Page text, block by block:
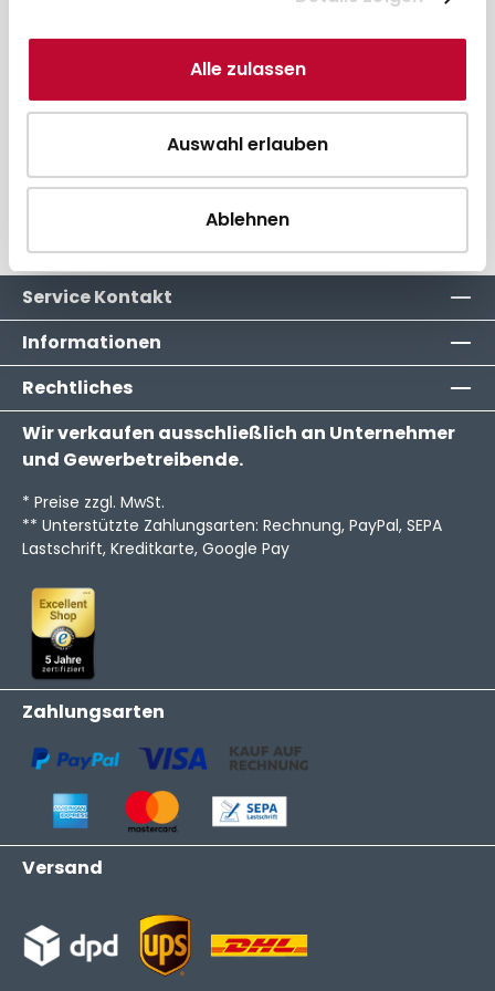
Alle zulassen
Auswahl erlauben
Ablehnen
Beschreibung
Hersteller
Gerätezuordnung
Service Kontakt
Informationen
Rechtliches
Wir verkaufen ausschließlich an Unternehmer
und Gewerbetreibende.
* Preise zzgl. MwSt.
** Unterstützte Zahlungsarten: Rechnung, PayPal, SEPA
Lastschrift, Kreditkarte, Google Pay
Zahlungsarten
Versand